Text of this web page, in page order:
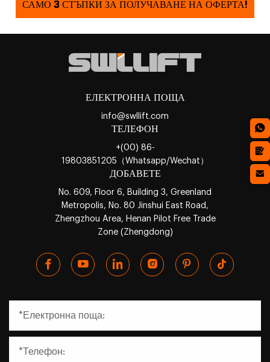
САМО 3 СТЪПКИ ЗА ПОЛУЧАВАНЕ НА ОФЕРТА!
ЕЛЕКТРОННА ПОЩА
info@swllift.com
ТЕЛЕФОН
+(00) 86-
19803851205（Whatsapp/Wechat）
ДОБАВЕТЕ
No. 609, Floor 6, Building 3, Greenland
Metropolis, No. 80 Jinshui East Road,
Zhengzhou Area, Henan Pilot Free Trade
Zone (Zhengdong)